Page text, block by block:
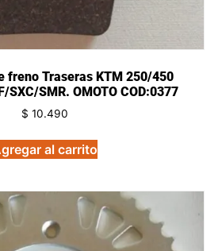
freno Traseras KTM 250/450
SXC/SMR. OMOTO COD:0377
$ 10.490
al carrito